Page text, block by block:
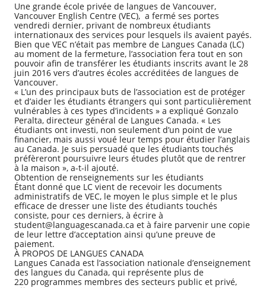
Une grande école privée de langues de Vancouver,
Vancouver English Centre (VEC), a fermé ses portes
vendredi dernier, privant de nombreux étudiants
internationaux des services pour lesquels ils avaient payés.
Bien que VEC n’était pas membre de Langues Canada (LC)
au moment de la fermeture, l’association fera tout en son
pouvoir afin de transférer les étudiants inscrits avant le 28
juin 2016 vers d’autres écoles accréditées de langues de
Vancouver.
« L’un des principaux buts de l’association est de protéger
et d’aider les étudiants étrangers qui sont particulièrement
vulnérables à ces types d’incidents » a expliqué Gonzalo
Peralta, directeur général de Langues Canada. « Les
étudiants ont investi, non seulement d’un point de vue
financier, mais aussi voué leur temps pour étudier l’anglais
au Canada. Je suis persuadé que les étudiants touchés
préfèreront poursuivre leurs études plutôt que de rentrer
à la maison », a-t-il ajouté.
Obtention de renseignements sur les étudiants
Étant donné que LC vient de recevoir les documents
administratifs de VEC, le moyen le plus simple et le plus
efficace de dresser une liste des étudiants touchés
consiste, pour ces derniers, à écrire à
student@languagescanada.ca et à faire parvenir une copie
de leur lettre d’acceptation ainsi qu’une preuve de
paiement.
À PROPOS DE LANGUES CANADA
Langues Canada est l’association nationale d’enseignement
des langues du Canada, qui représente plus de
220 programmes membres des secteurs public et privé,